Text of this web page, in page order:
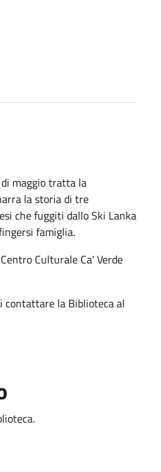
maggio tratta la
la storia di tre
che fuggiti dallo Ski Lanka
famiglia.
Culturale Ca' Verde
contattare la Biblioteca al